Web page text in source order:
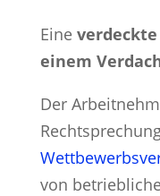
Eine
einem
Der
von